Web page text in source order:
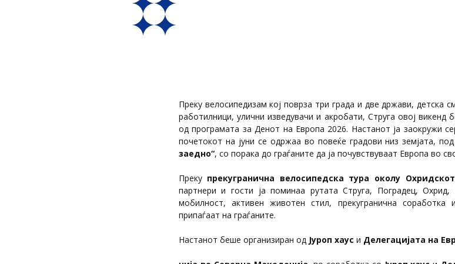
Преку велосипедизам кој поврза три града и две држави, детска
работилници, улични изведувачи и акробати, Струга овој
од програмата за Денот на Европа 2026. Настанот ја заокружи
почетокот на јуни се одржаа во повеќе градови низ земјата,
заедно“, со порака до граѓаните да ја почувствуваат Европа во
Преку прекугранична велосипедска тура околу
партнери и гости ја поминаа рутата Струга, Поградец, Охрид,
мобилност, активен животен стил, прекугранична
припаѓаат на граѓаните.
Настанот беше организиран од Јуроп хаус и Делегацијата на